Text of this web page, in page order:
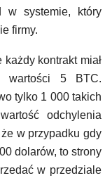
w systemie, który
firmy.
kontrakt miał
wartości 5 BTC.
tylko 1 000 takich
odchylenia
w przypadku gdy
dolarów, to strony
w przedziale